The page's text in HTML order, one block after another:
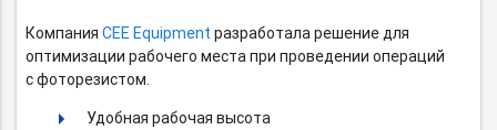
КомпанияCEE Equipment разработала решение для
оптимизации рабочего места при проведении операций
с фоторезистом.
Удобная рабочая высота